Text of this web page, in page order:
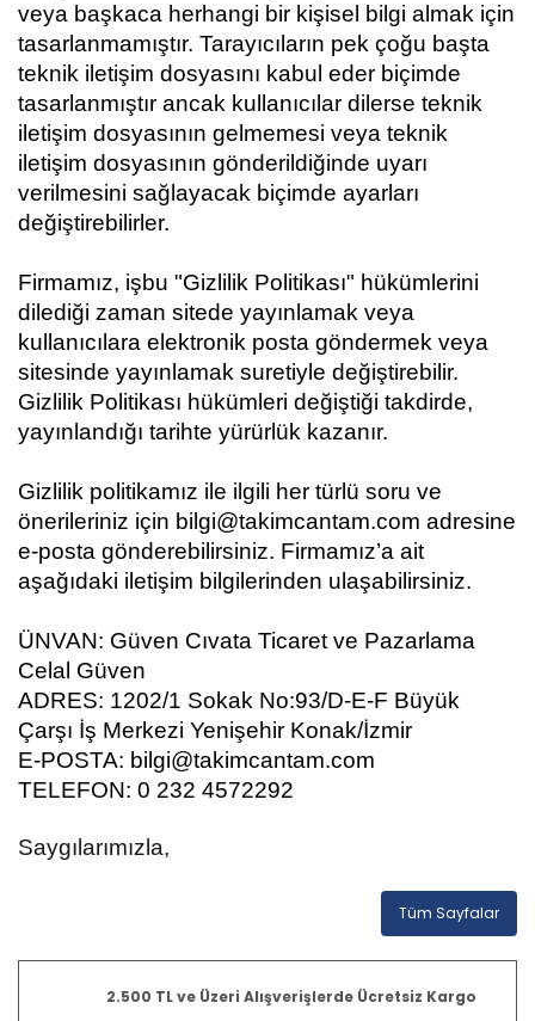
veya başkaca herhangi bir kişisel bilgi almak için
tasarlanmamıştır. Tarayıcıların pek çoğu başta
teknik iletişim dosyasını kabul eder biçimde
tasarlanmıştır ancak kullanıcılar dilerse teknik
iletişim dosyasının gelmemesi veya teknik
iletişim dosyasının gönderildiğinde uyarı
verilmesini sağlayacak biçimde ayarları
değiştirebilirler.
Firmamız, işbu "Gizlilik Politikası" hükümlerini
dilediği zaman sitede yayınlamak veya
kullanıcılara elektronik posta göndermek veya
sitesinde yayınlamak suretiyle değiştirebilir.
Gizlilik Politikası hükümleri değiştiği takdirde,
yayınlandığı tarihte yürürlük kazanır.
Gizlilik politikamız ile ilgili her türlü soru ve
önerileriniz için bilgi@takimcantam.com adresine
e-posta gönderebilirsiniz. Firmamız’a ait
aşağıdaki iletişim bilgilerinden ulaşabilirsiniz.
ÜNVAN: Güven Cıvata Ticaret ve Pazarlama
Celal Güven
ADRES: 1202/1 Sokak No:93/D-E-F Büyük
Çarşı İş Merkezi Yenişehir Konak/İzmir
E-POSTA: bilgi@takimcantam.com
TELEFON: 0 232 4572292
Saygılarımızla,
Tüm Sayfalar
2.500 TL ve Üzeri Alışverişlerde Ücretsiz Kargo